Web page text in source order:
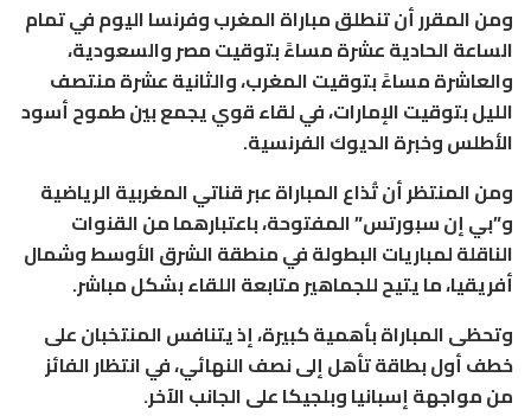
ومن المقرر أن تنطلق مباراة المغرب وفرنسا اليوم في تمام
الساعة الحادية عشرة مساءً بتوقيت مصر والسعودية،
والعاشرة مساءً بتوقيت المغرب، والثانية عشرة منتصف
الليل بتوقيت الإمارات، في لقاء قوي يجمع بين طموح أسود
الأطلس وخبرة الديوك الفرنسية.
ومن المنتظر أن تُذاع المباراة عبر قناتي المغربية الرياضية
و”بي إن سبورتس” المفتوحة، باعتبارهما من القنوات
الناقلة لمباريات البطولة في منطقة الشرق الأوسط وشمال
أفريقيا، ما يتيح للجماهير متابعة اللقاء بشكل مباشر.
وتحظى المباراة بأهمية كبيرة، إذ يتنافس المنتخبان على
خطف أول بطاقة تأهل إلى نصف النهائي، في انتظار الفائز
من مواجهة إسبانيا وبلجيكا على الجانب الآخر.